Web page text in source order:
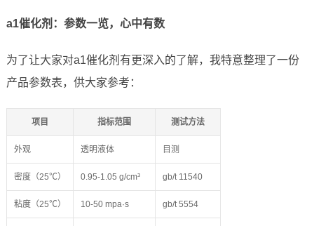
a1催化剂：参数一览，心中有数
为了让大家对a1催化剂有更深入的了解，我特意整理了一份
产品参数表，供大家参考：
项目 指标范围 测试方法
外观 透明液体 目测
密度（25℃） 0.95-1.05 g/cm³ gb/t 11540
粘度（25℃） 10-50 mpa·s gb/t 5554